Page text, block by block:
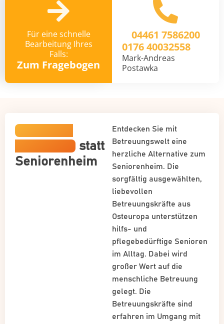
Für eine schnelle
Bearbeitung Ihres
Falls:
Zum Fragebogen
04461 7586200
0176 40032558
Mark-Andreas
Postawka
Häusliche
Betreuung statt
Seniorenheim
Entdecken Sie mit
Betreuungswelt eine
herzliche Alternative zum
Seniorenheim. Die
sorgfältig ausgewählten,
liebevollen
Betreuungskräfte aus
Osteuropa unterstützen
hilfs- und
pflegebedürftige Senioren
im Alltag. Dabei wird
großer Wert auf die
menschliche Betreuung
gelegt. Die
Betreuungskräfte sind
erfahren im Umgang mit